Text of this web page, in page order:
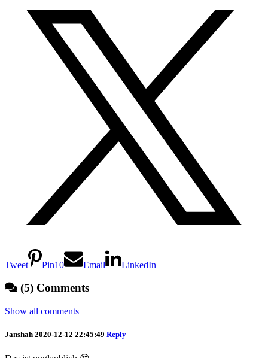
Tweet Pin10 Email LinkedIn
(5) Comments
Show all comments
Janshah 2020-12-12 22:45:49 Reply